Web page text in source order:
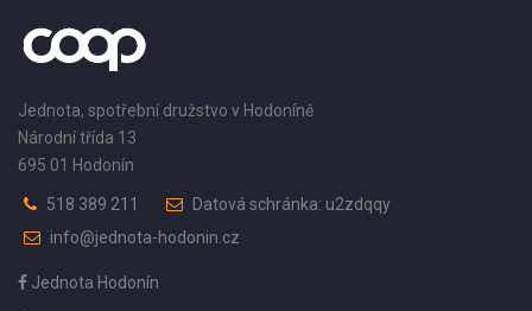
Jednota, spotřební družstvo v Hodoníně
Národní třída 13
695 01 Hodonín
518 389 211
Datová schránka: u2zdqqy
info@jednota-hodonin.cz
Jednota Hodonín